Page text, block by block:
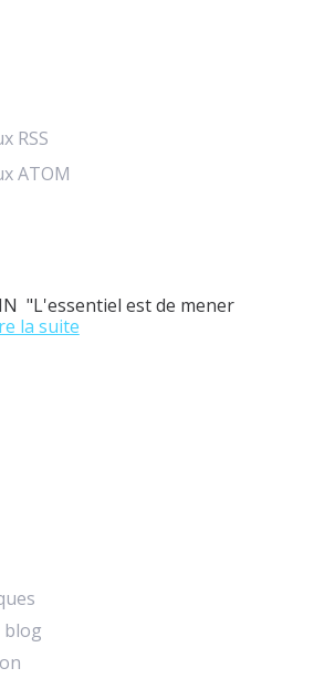
RSS
ATOM
"L'essentiel est de mener
la suite
blog